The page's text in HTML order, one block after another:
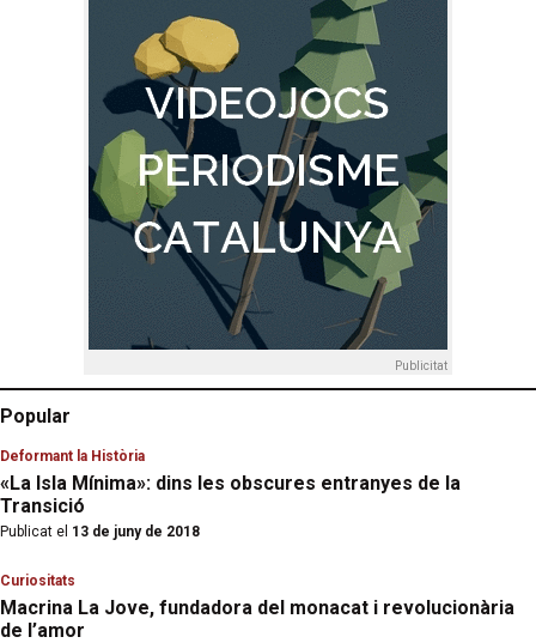
Publicitat
Popular
Deformant la Història
«La Isla Mínima»: dins les obscures entranyes de la
Transició
Publicat el 13 de juny de 2018
Curiositats
Macrina La Jove, fundadora del monacat i revolucionària
de l’amor